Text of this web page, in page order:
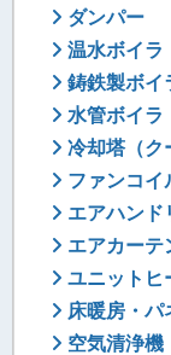
ダンパー
温水ボイラ
鋳鉄製ボイ
水管ボイラ
冷却塔（ク
ファンコイ
エアハンド
エアカーテ
ユニットヒ
床暖房・パ
空気清浄機